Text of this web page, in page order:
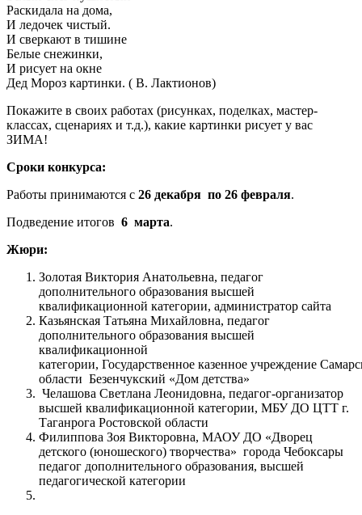
Раскидала на дома,
И ледочек чистый.
И сверкают в тишине
Белые снежинки,
И рисует на окне
Дед Мороз картинки. ( В. Лактионов)
Покажите в своих работах (рисунках, поделках, мастер-
классах, сценариях и т.д.), какие картинки рисует у вас
ЗИМА!
Сроки конкурса:
Работы принимаются с 26 декабря по 26 февраля.
Подведение итогов 6 марта.
Жюри:
Золотая Виктория Анатольевна, педагог
дополнительного образования высшей
квалификационной категории, администратор сайта
Казьянская Татьяна Михайловна, педагог
дополнительного образования высшей
квалификационной
категории, Государственное казенное учреждение
области Безенчукский «Дом детства»
Челашова Светлана Леонидовна, педагог-организатор
высшей квалификационной категории, МБУ ДО ЦТТ г.
Таганрога Ростовской области
Филиппова Зоя Викторовна, МАОУ ДО «Дворец
детского (юношеского) творчества» города Чебоксары
педагог дополнительного образования, высшей
педагогической категории